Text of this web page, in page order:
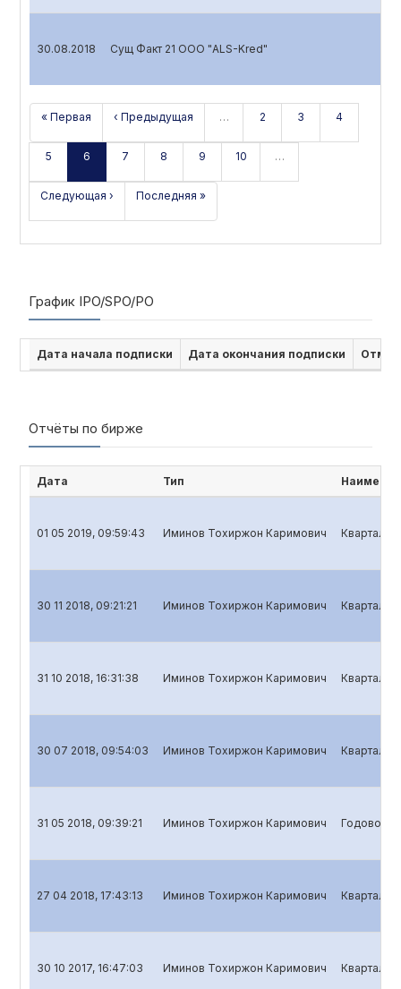
30.08.2018 Сущ Факт 21 ООО "ALS-Kred"
« Первая ‹ Предыдущая … 2 3 4
5 6 7 8 9 10 …
Следующая › Последняя »
График IPO/SPO/PO
Дата начала подписки Дата окончания подписки
Отчёты по бирже
Дата Тип
01 05 2019, 09:59:43 Иминов Тохиржон Каримович
30 11 2018, 09:21:21 Иминов Тохиржон Каримович
31 10 2018, 16:31:38 Иминов Тохиржон Каримович
30 07 2018, 09:54:03 Иминов Тохиржон Каримович
31 05 2018, 09:39:21 Иминов Тохиржон Каримович Годовой
27 04 2018, 17:43:13 Иминов Тохиржон Каримович
30 10 2017, 16:47:03 Иминов Тохиржон Каримович